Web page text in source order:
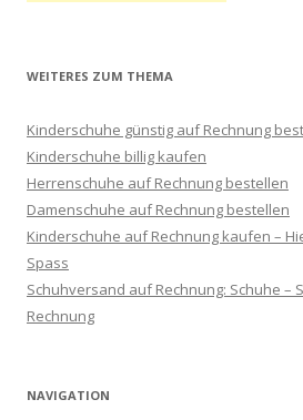
WEITERES ZUM THEMA
Kinderschuhe günstig auf Rechnung
Kinderschuhe billig kaufen
Herrenschuhe auf Rechnung bestellen
Damenschuhe auf Rechnung bestellen
Kinderschuhe auf Rechnung kaufen –
Spass
Schuhversand auf Rechnung: Schuhe –
Rechnung
NAVIGATION